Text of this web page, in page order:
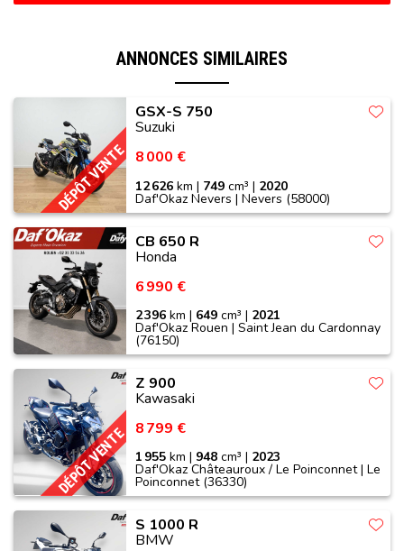
ANNONCES SIMILAIRES
DÉPÔT VENTE
GSX-S 750
Suzuki
8 000 €
12 626 km | 749 cm³ | 2020
Daf'Okaz Nevers | Nevers (58000)
CB 650 R
Honda
6 990 €
2 396 km | 649 cm³ | 2021
Daf'Okaz Rouen | Saint Jean du Cardonnay
(76150)
DÉPÔT VENTE
Z 900
Kawasaki
8 799 €
1 955 km | 948 cm³ | 2023
Daf'Okaz Châteauroux / Le Poinconnet | Le
Poinconnet (36330)
S 1000 R
BMW